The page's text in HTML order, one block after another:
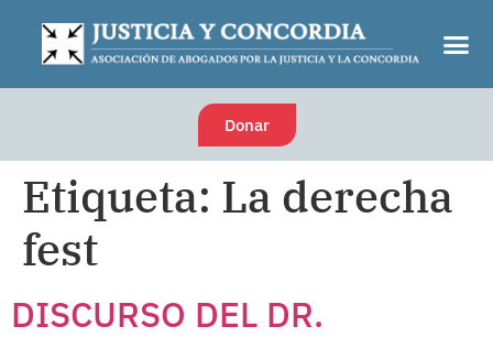
Donar
Etiqueta: La derecha
fest
DISCURSO DEL DR.